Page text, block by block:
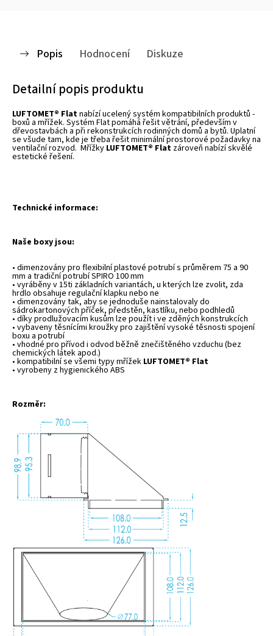
Popis Hodnocení Diskuze
Detailní popis produktu
LUFTOMET® Flatnabízí ucelený systém kompatibilních produktů -
boxů a mřížek. Systém Flat pomáhá řešit větrání, především v
dřevostavbách a při rekonstrukcích rodinných domů a bytů. Uplatní
se všude tam, kde je třeba řešit minimální prostorové požadavky na
ventilační rozvod. Mřížky LUFTOMET® Flat zároveň nabízí skvělé
estetické řešení.
Technické informace:
Naše boxy jsou:
• dimenzovány pro flexibilní plastové potrubí s průměrem 75 a 90
mm a tradiční potrubí SPIRO 100 mm
• vyráběny v 15ti základních variantách, u kterých lze zvolit, zda
hrdlo obsahuje regulační klapku nebo ne
• dimenzovány tak, aby se jednoduše nainstalovaly do
sádrokartonových příček, předstěn, kastlíku, nebo podhledů
• díky prodlužovacím kusům lze použít i ve zděných konstrukcích
• vybaveny těsnícími kroužky pro zajištění vysoké těsnosti spojení
boxu a potrubí
• vhodné pro přívod i odvod běžně znečištěného vzduchu (bez
chemických látek apod.)
• kompatibilní se všemi typy mřížek LUFTOMET® Flat
• vyrobeny z hygienického ABS
Rozměr: